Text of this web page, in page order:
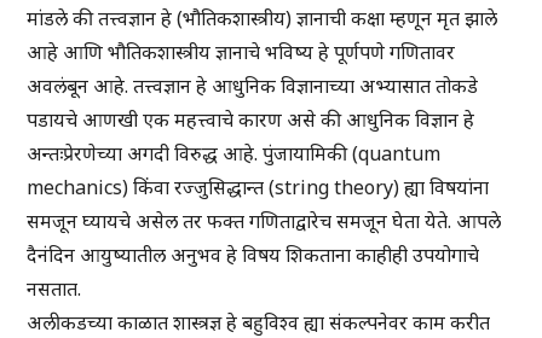
मांडले की तत्त्वज्ञान हे (भौतिकशास्त्रीय) ज्ञानाची कक्षा म्हणून मृत झाले
आहे आणि भौतिकशास्त्रीय ज्ञानाचे भविष्य हे पूर्णपणे गणितावर
अवलंबून आहे. तत्त्वज्ञान हे आधुनिक विज्ञानाच्या अभ्यासात तोकडे
पडायचे आणखी एक महत्त्वाचे कारण असे की आधुनिक विज्ञान हे
अन्तःप्रेरणेच्या अगदी विरुद्ध आहे. पुंजायामिकी (quantum
mechanics) किंवा रज्जुसिद्धान्त (string theory) ह्या विषयांना
समजून घ्यायचे असेल तर फक्त गणिताद्वारेच समजून घेता येते. आपले
दैनंदिन आयुष्यातील अनुभव हे विषय शिकताना काहीही उपयोगाचे
नसतात.
अलीकडच्या काळात शास्त्रज्ञ हे बहुविश्व ह्या संकल्पनेवर काम करीत